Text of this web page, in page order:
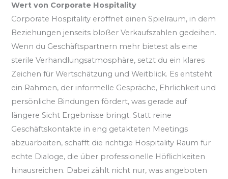
Wert von Corporate Hospitality
Corporate Hospitality eröffnet einen Spielraum, in dem
Beziehungen jenseits bloßer Verkaufszahlen gedeihen.
Wenn du Geschäftspartnern mehr bietest als eine
sterile Verhandlungsatmosphäre, setzt du ein klares
Zeichen für Wertschätzung und Weitblick. Es entsteht
ein Rahmen, der informelle Gespräche, Ehrlichkeit und
persönliche Bindungen fördert, was gerade auf
längere Sicht Ergebnisse bringt. Statt reine
Geschäftskontakte in eng getakteten Meetings
abzuarbeiten, schafft die richtige Hospitality Raum für
echte Dialoge, die über professionelle Höflichkeiten
hinausreichen. Dabei zählt nicht nur, was angeboten